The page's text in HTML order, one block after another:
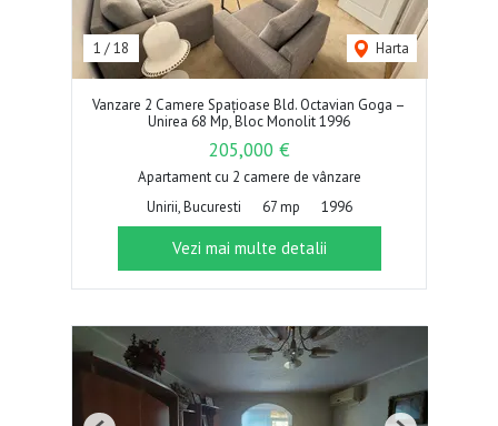
1 /18 Harta
Vanzare 2 Camere Spațioase Bld. Octavian Goga –
Unirea 68 Mp, Bloc Monolit 1996
205,000 €
Apartament cu 2 camere de vânzare
Unirii, Bucuresti
67 mp 1996
Vezi mai multe detalii